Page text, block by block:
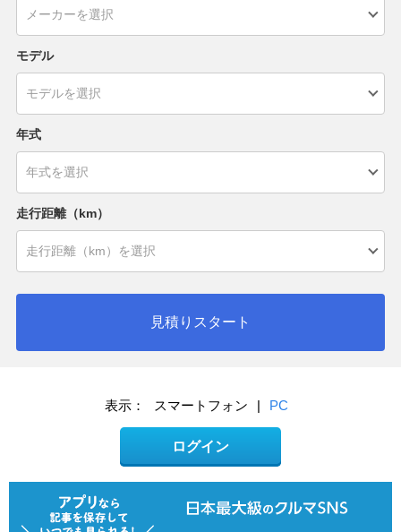
モデル
年式
走行距離（km）
見積りスタート
表示： スマートフォン | PC
ログイン